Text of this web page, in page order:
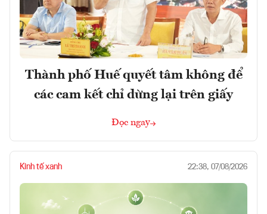
Thành phố Huế quyết tâm không để
các cam kết chỉ dừng lại trên giấy
Đọc ngay
Kinh tế xanh 22:38, 07/08/2026